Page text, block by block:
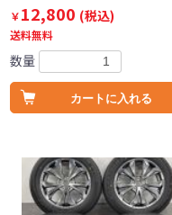
￥12,800 (税込)
送料無料
数量
カートに入れる